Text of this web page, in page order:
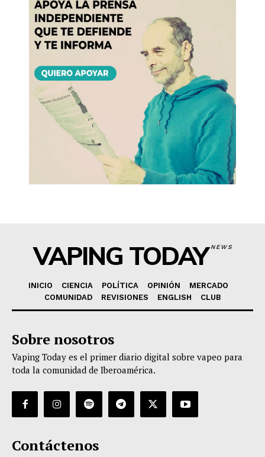
VAPING TODAYNEWS
INICIO CIENCIA POLÍTICA OPINIÓN
MERCADO
COMUNIDAD
REVISIONES ENGLISH CLUB
Sobre nosotros
Vaping Today es el primer diario digital sobre vapeo para
toda la comunidad de Iberoamérica.
Contáctenos